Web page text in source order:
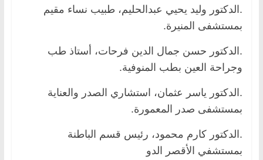
.الدكتور وليد يحيي عبدالحليم، طبيب نساء مقيم
بمستشفى المنيرة.
.الدكتور حسن جمال الدين فرحات، أستاذ طب
وجراحة العين بطب المنوفية.
.الدكتور ياسر عثمان، استشاري الصدر والعناية
بمستشفى صدر المعمورة.
.الدكتور كارم محمود، رئيس قسم الباطنة
بمستشفي الأقصر الدو